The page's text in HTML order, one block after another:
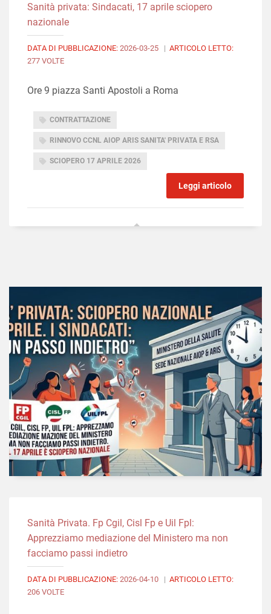
Sanità privata: Sindacati, 17 aprile sciopero
nazionale
DATA DI PUBBLICAZIONE: 2026-03-25 | ARTICOLO LETTO:
277 VOLTE
Ore 9 piazza Santi Apostoli a Roma
CONTRATTAZIONE
RINNOVO CCNL AIOP ARIS SANITA' PRIVATA E RSA
SCIOPERO 17 APRILE 2026
Leggi articolo
Sanità Privata. Fp Cgil, Cisl Fp e Uil Fpl:
Apprezziamo mediazione del Ministero ma non
facciamo passi indietro
DATA DI PUBBLICAZIONE: 2026-04-10 | ARTICOLO LETTO:
206 VOLTE